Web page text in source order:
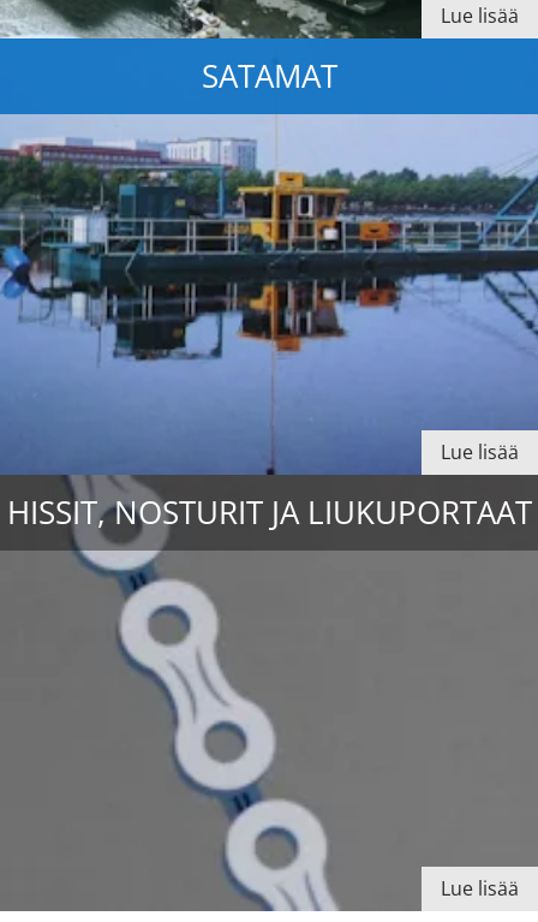
Lue lisää
SATAMAT
Lue lisää
HISSIT, NOSTURIT JA LIUKUPORTAAT
Lue lisää